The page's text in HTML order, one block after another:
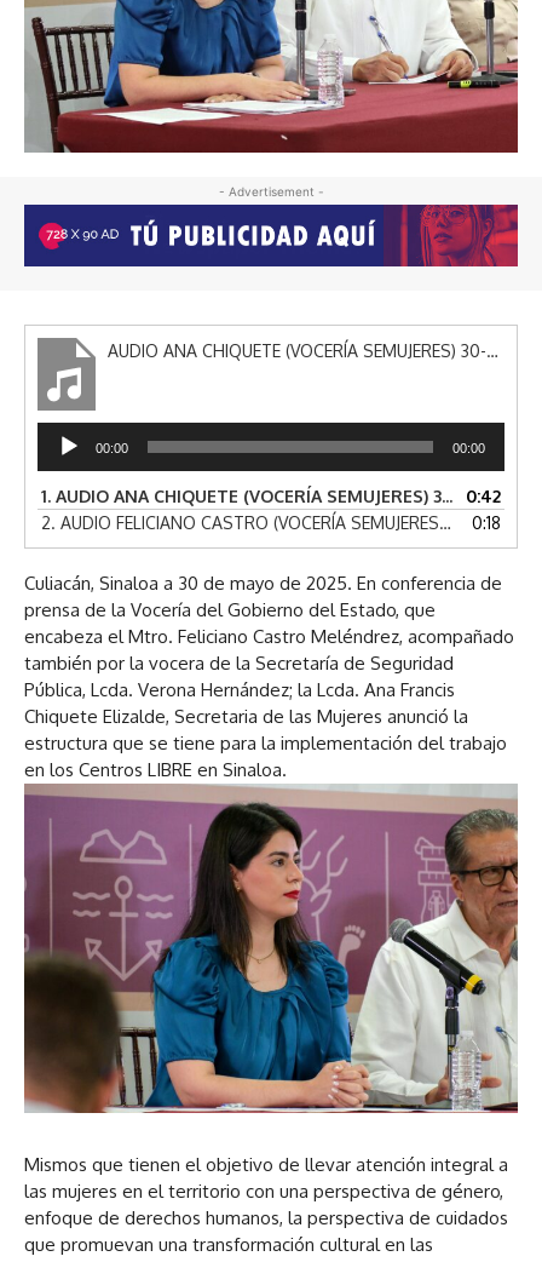
- Advertisement -
AUDIO ANA CHIQUETE (VOCERÍA SEMUJERES) 30-05-2025
r
o
u
c
t
o
r
d
e
a
u
00:00 00:00
1. AUDIO ANA CHIQUETE (VOCERÍA SEMUJERES) 30-05-2025
0:42
2. AUDIO FELICIANO CASTRO (VOCERÍA SEMUJERES) 30-05-2025 0:18
Culiacán, Sinaloa a 30 de mayo de 2025. En conferencia de
prensa de la Vocería del Gobierno del Estado, que
encabeza el Mtro. Feliciano Castro Meléndrez, acompañado
también por la vocera de la Secretaría de Seguridad
Pública, Lcda. Verona Hernández; la Lcda. Ana Francis
Chiquete Elizalde, Secretaria de las Mujeres anunció la
estructura que se tiene para la implementación del trabajo
en los Centros LIBRE en Sinaloa.
Mismos que tienen el objetivo de llevar atención integral a
las mujeres en el territorio con una perspectiva de género,
enfoque de derechos humanos, la perspectiva de cuidados
que promuevan una transformación cultural en las